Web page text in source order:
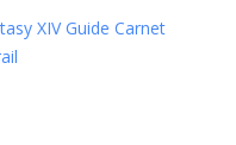
XIV Guide Carnet